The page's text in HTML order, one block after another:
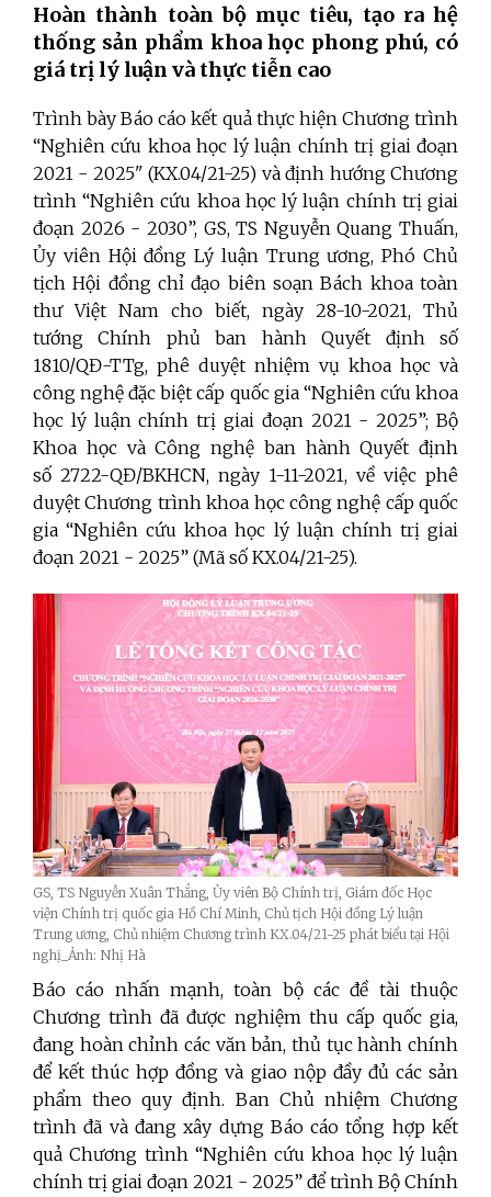
Hoàn thành toàn bộ mục tiêu, tạo ra hệ
thống sản phẩm khoa học phong phú, có
giá trị lý luận và thực tiễn cao
Trình bày Báo cáo kết quả thực hiện Chương trình
“Nghiên cứu khoa học lý luận chính trị giai đoạn
2021 - 2025" (KX.04/21-25) và định hướng Chương
trình “Nghiên cứu khoa học lý luận chính trị giai
đoạn 2026 - 2030”, GS, TS Nguyễn Quang Thuấn,
Ủy viên Hội đồng Lý luận Trung ương, Phó Chủ
tịch Hội đồng chỉ đạo biên soạn Bách khoa toàn
thư Việt Nam cho biết, ngày 28-10-2021, Thủ
tướng Chính phủ ban hành Quyết định số
1810/QĐ-TTg, phê duyệt nhiệm vụ khoa học và
công nghệ đặc biệt cấp quốc gia “Nghiên cứu khoa
học lý luận chính trị giai đoạn 2021 - 2025”; Bộ
Khoa học và Công nghệ ban hành Quyết định
số 2722-QĐ/BKHCN, ngày 1-11-2021, về việc phê
duyệt Chương trình khoa học công nghệ cấp quốc
gia “Nghiên cứu khoa học lý luận chính trị giai
đoạn 2021 - 2025” (Mã số KX.04/21-25).
GS, TS Nguyễn Xuân Thắng, Ủy viên Bộ Chính trị, Giám đốc Học
viện Chính trị quốc gia Hồ Chí Minh, Chủ tịch Hội đồng Lý luận
Trung ương, Chủ nhiệm Chương trình KX.04/21-25 phát biểu tại Hội
nghị_Ảnh: Nhị Hà
Báo cáo nhấn mạnh, toàn bộ các đề tài thuộc
Chương trình đã được nghiệm thu cấp quốc gia,
đang hoàn chỉnh các văn bản, thủ tục hành chính
để kết thúc hợp đồng và giao nộp đầy đủ các sản
phẩm theo quy định. Ban Chủ nhiệm Chương
trình đã và đang xây dựng Báo cáo tổng hợp kết
quả Chương trình “Nghiên cứu khoa học lý luận
chính trị giai đoạn 2021 - 2025” để trình Bộ Chính